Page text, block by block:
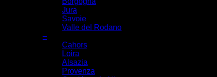
Jura
Savoie
Valle del Rodano
–
Cahors
Loira
Alsazia
Provenza